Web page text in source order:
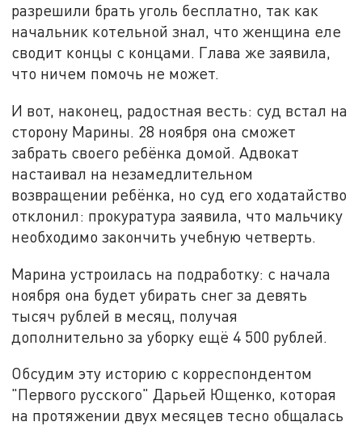
разрешили брать уголь бесплатно, так как
начальник котельной знал, что женщина еле
сводит концы с концами. Глава же заявила,
что ничем помочь не может.
И вот, наконец, радостная весть: суд встал на
сторону Марины. 28 ноября она сможет
забрать своего ребёнка домой. Адвокат
настаивал на незамедлительном
возвращении ребёнка, но суд его ходатайство
отклонил: прокуратура заявила, что мальчику
необходимо закончить учебную четверть.
Марина устроилась на подработку: с начала
ноября она будет убирать снег за девять
тысяч рублей в месяц, получая
дополнительно за уборку ещё 4 500 рублей.
Обсудим эту историю с корреспондентом
"Первого русского" Дарьей Ющенко, которая
на протяжении двух месяцев тесно общалась